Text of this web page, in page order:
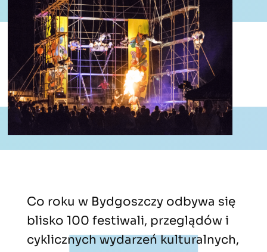
Co roku w Bydgoszczy odbywa się
blisko 100 festiwali, przeglądów i
cyklicznych wydarzeń kulturalnych,